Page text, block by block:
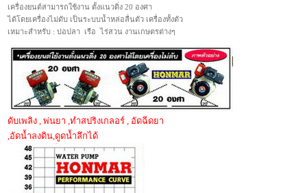
เครื่องยนต์สามารถใช้งาน ตั้งแนวดิ่ง 20 องศา
ได้โดยเครื่องไม่ดับ เป็นระบบน้ำหล่อลื่นตัว เครื่องทั้งตัว
เหมาะสำหรับ : บ่อปลา เรือ ไร่สวน งานเกษตรต่างๆ
ดับเพลิง , พ่นยา ,ทำสปริงเกลอร์ , อัดฉีดยา
,อัดน้ำลงดิน,ดูดน้ำลึกได้